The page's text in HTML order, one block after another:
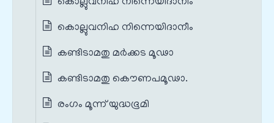
കൊല്ലുവനിഹ നിന്നെയിദാനീം
കൊല്ലുവനിഹ നിന്നെയിദാനീം
കണ്ടിടാമതു മര്‍ക്കട മൂഢാ
കണ്ടിടാമതു കൌണപമൂഢാ.
രംഗം മൂന്ന് യുദ്ധഭൂമി